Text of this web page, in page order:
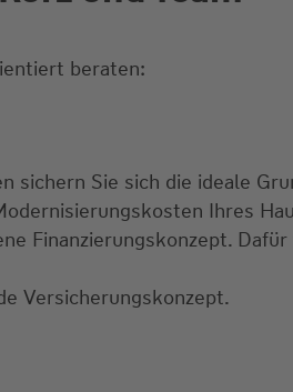
beraten:
sichern Sie sich die ideale
Ihres
Finanzierungskonzept.
Versicherungskonzept.